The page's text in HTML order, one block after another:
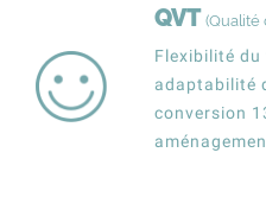
QVT (Qualité
Flexibilité du
adaptabilité
conversion